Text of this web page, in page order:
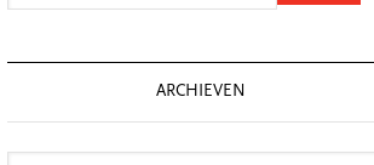
ARCHIEVEN